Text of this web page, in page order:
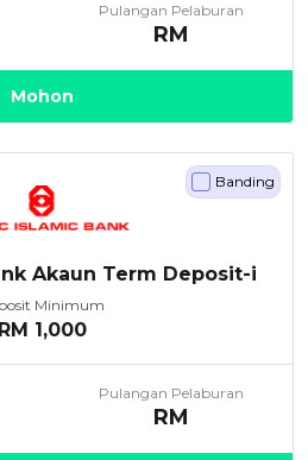
Pulangan Pelaburan
RM
Mohon
Akaun Term Deposit-i
Minimum
RM 1,000
Pulangan Pelaburan
RM
Banding